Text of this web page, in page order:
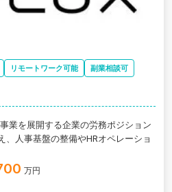
リモートワーク可能
副業相談可
業を展開する企業の労務ポジション
、人事基盤の整備やHRオペレーショ
万円